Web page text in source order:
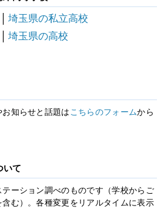
埼玉県の私立高校
埼玉県の高校
知らせと話題は こちらのフォームから
いて
ーション調べのものです（学校からご
む）。各種変更をリアルタイムに表示